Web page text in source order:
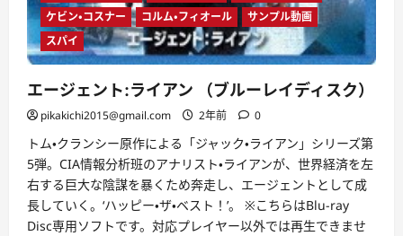
ケビン・コスナー
コルム・フィオール
サンプル動画
スパイ
エージェント:ライアン （ブルーレイディスク）
pikakichi2015@gmail.com 2年前 0
トム・クランシー原作による「ジャック・ライアン」シリーズ第
5弾。CIA情報分析班のアナリスト・ライアンが、世界経済を左
右する巨大な陰謀を暴くため奔走し、エージェントとして成
長していく。‘ハッピー・ザ・ベスト！’。 ※こちらはBlu-ray
Disc専用ソフトです。対応プレイヤー以外では再生できませ